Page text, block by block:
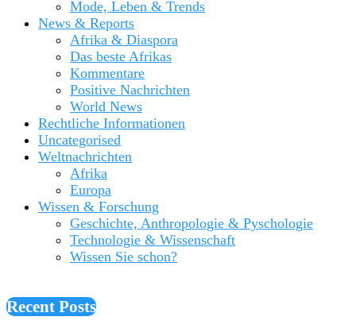
Mode, Leben & Trends
News & Reports
Afrika & Diaspora
Das beste Afrikas
Kommentare
Positive Nachrichten
World News
Rechtliche Informationen
Uncategorised
Weltnachrichten
Afrika
Europa
Wissen & Forschung
Geschichte, Anthropologie & Pyschologie
Technologie & Wissenschaft
Wissen Sie schon?
Recent Posts